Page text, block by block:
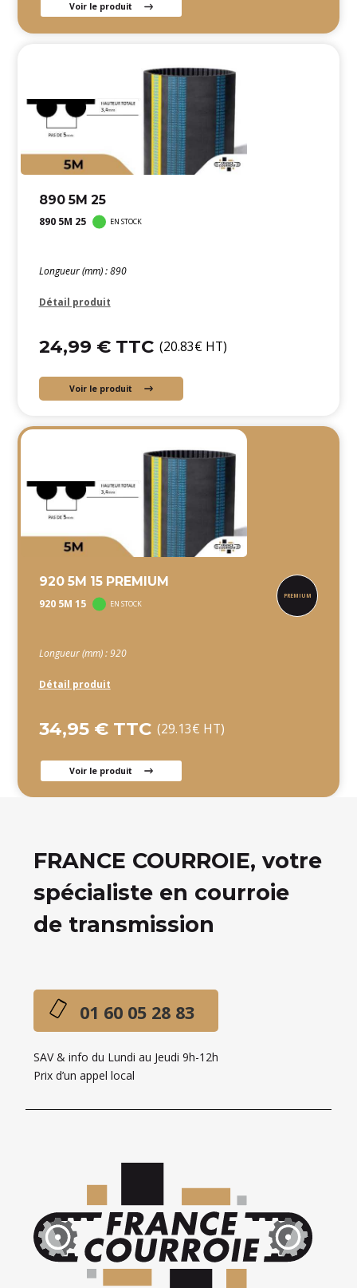
Voir le produit
890 5M 25
890 5M 25 EN STOCK
Longueur (mm) : 890
Détail produit
24,99 € TTC (20.83€ HT)
Voir le produit
920 5M 15 PREMIUM
920 5M 15 EN STOCK
Longueur (mm) : 920
Détail produit
34,95 € TTC (29.13€ HT)
Voir le produit
FRANCE COURROIE, votre
spécialiste en courroie
de transmission
01 60 05 28 83
SAV & info du Lundi au Jeudi 9h-12h
Prix d’un appel local